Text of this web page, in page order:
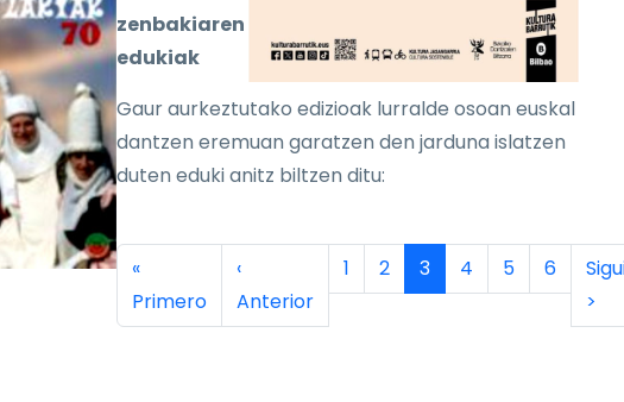
zenbakiaren
edukiak
Gaur aurkeztutako edizioak lurralde osoan euskal
dantzen eremuan garatzen den jarduna islatzen
duten eduki anitz biltzen ditu:
Primera página
«
Primero
Página anterior
‹
Anterior
Página
1 Página
2 Página actual
3 Página
4 Página
5 Página
6
>